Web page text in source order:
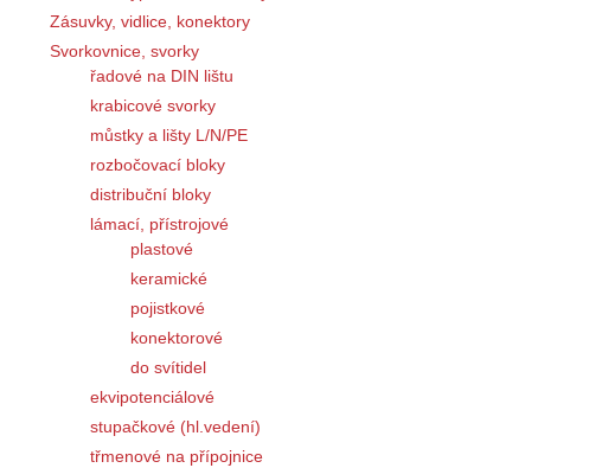
Zásuvky, vidlice, konektory
Svorkovnice, svorky
řadové na DIN lištu
krabicové svorky
můstky a lišty L/N/PE
rozbočovací bloky
distribuční bloky
lámací, přístrojové
plastové
keramické
pojistkové
konektorové
do svítidel
ekvipotenciálové
stupačkové (hl.vedení)
třmenové na přípojnice